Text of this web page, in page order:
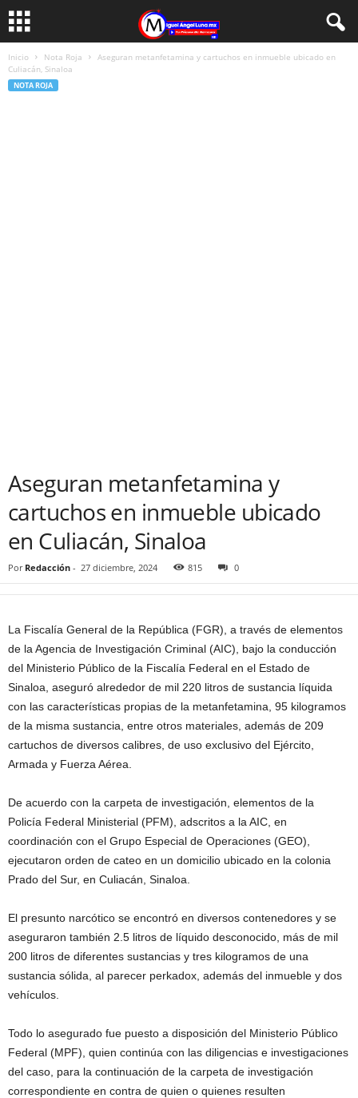
Inicio Nota Roja
Aseguran metanfetamina y cartuchos en inmueble ubicado en
Culiacán, Sinaloa
NOTA ROJA
Aseguran metanfetamina y
cartuchos en inmueble ubicado
en Culiacán, Sinaloa
Por Redacción - 27 diciembre, 2024 815 0
La Fiscalía General de la República (FGR), a través de elementos
de la Agencia de Investigación Criminal (AIC), bajo la conducción
del Ministerio Público de la Fiscalía Federal en el Estado de
Sinaloa, aseguró alrededor de mil 220 litros de sustancia líquida
con las características propias de la metanfetamina, 95 kilogramos
de la misma sustancia, entre otros materiales, además de 209
cartuchos de diversos calibres, de uso exclusivo del Ejército,
Armada y Fuerza Aérea.
De acuerdo con la carpeta de investigación, elementos de la
Policía Federal Ministerial (PFM), adscritos a la AIC, en
coordinación con el Grupo Especial de Operaciones (GEO),
ejecutaron orden de cateo en un domicilio ubicado en la colonia
Prado del Sur, en Culiacán, Sinaloa.
El presunto narcótico se encontró en diversos contenedores y se
aseguraron también 2.5 litros de líquido desconocido, más de mil
200 litros de diferentes sustancias y tres kilogramos de una
sustancia sólida, al parecer perkadox, además del inmueble y dos
vehículos.
Todo lo asegurado fue puesto a disposición del Ministerio Público
Federal (MPF), quien continúa con las diligencias e investigaciones
del caso, para la continuación de la carpeta de investigación
correspondiente en contra de quien o quienes resulten